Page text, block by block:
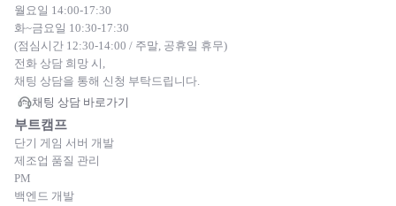
월요일 14:00-17:30
화~금요일 10:30-17:30
(점심시간 12:30-14:00 / 주말, 공휴일 휴무)
전화 상담 희망 시,
채팅 상담을 통해 신청 부탁드립니다.
채팅 상담 바로가기
부트캠프
단기 게임 서버 개발
제조업 품질 관리
PM
백엔드 개발